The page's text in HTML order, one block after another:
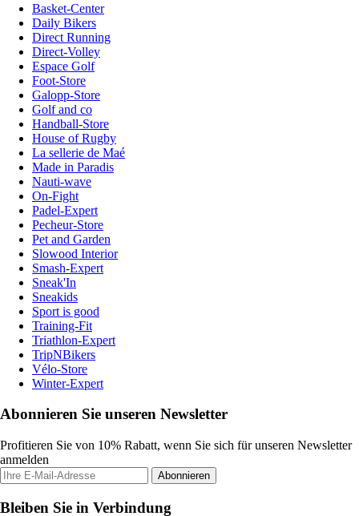
Basket-Center
Daily Bikers
Direct Running
Direct-Volley
Espace Golf
Foot-Store
Galopp-Store
Golf and co
Handball-Store
House of Rugby
La sellerie de Maé
Made in Paradis
Nauti-wave
On-Fight
Padel-Expert
Pecheur-Store
Pet and Garden
Slowood Interior
Smash-Expert
Sneak'In
Sneakids
Sport is good
Training-Fit
Triathlon-Expert
TripNBikers
Vélo-Store
Winter-Expert
Abonnieren Sie unseren Newsletter
Profitieren Sie von 10% Rabatt, wenn Sie sich für unseren Newsletter
anmelden
Abonnieren
Bleiben Sie in Verbindung